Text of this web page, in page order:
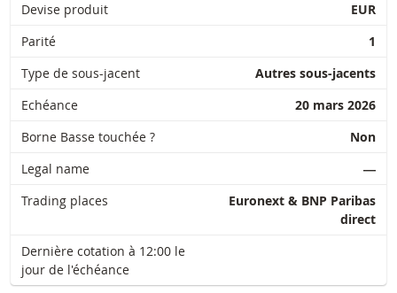
Devise produit
EUR
Parité
1
Type de sous-jacent
Autres sous-jacents
Echéance
20 mars 2026
Borne Basse touchée ?
Non
Legal name
―
Trading places
Euronext & BNP Paribas
direct
Dernière cotation à 12:00 le
jour de l'échéance